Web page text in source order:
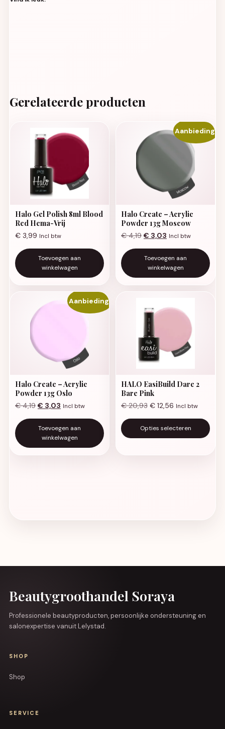
Gerelateerde producten
Halo Gel Polish 8ml Blood
Red Hema-Vrij
€ 3,99 Incl btw
Toevoegen aan
winkelwagen
Aanbieding!
Halo Create – Acrylic
Powder 13g Moscow
€4,19 Oorspronkelijke prijs
€ 3,03 Huidige prijs is: €
Incl btw
Toevoegen aan
winkelwagen
Aanbieding!
Halo Create – Acrylic
Powder 13g Oslo
€4,19 Oorspronkelijke prijs was: € 4,19.
€ 3,03 Huidige prijs is: € 3,03.
Incl btw
Toevoegen aan
winkelwagen
HALO EasiBuild Dare 2
Bare Pink
€20,93 € 12,56 Incl btw
Opties selecteren
Beautygroothandel Soraya
Professionele beautyproducten, persoonlijke ondersteuning en
salonexpertise vanuit Lelystad.
SHOP
Shop
SERVICE